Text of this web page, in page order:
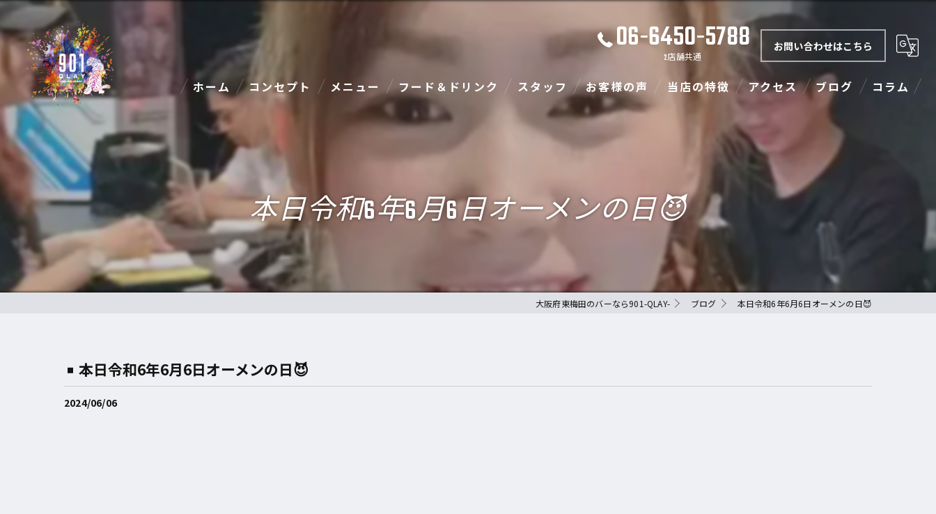
06-6450-5788
2店舗共通
お問い合わせはこちら
ホーム コンセプト メニュー フード＆ドリンク スタッフ お客様の声 当店の特徴
フード
ランチ
イベント
アクセス ブログ コラム
本日令和6年6月6日オーメンの日😈
大阪府東梅田のバーなら901-QLAY- ブログ 本日令和6年6月6日オーメンの日😈
本日令和6年6月6日オーメンの日😈
2024/06/06